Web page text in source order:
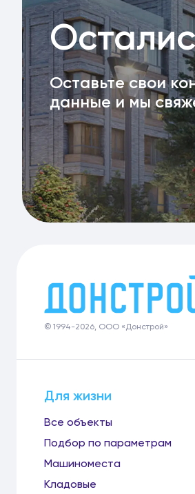
Оставьте свои
данные и мы
© 1994-2026, ООО «Донстрой»
Для жизни
Все объекты
Подбор по параметрам
Машиноместа
Кладовые